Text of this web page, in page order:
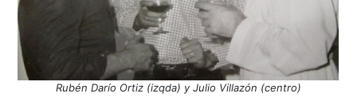
Rubén Darío Ortiz (izqda) y Julio Villazón (centro)